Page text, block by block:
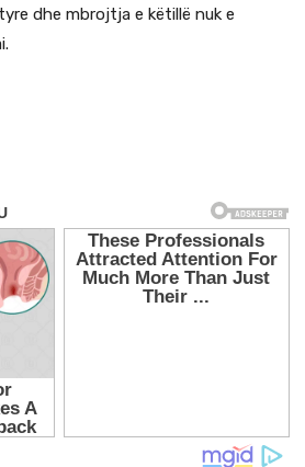
dhe mbrojtja e këtillë nuk e